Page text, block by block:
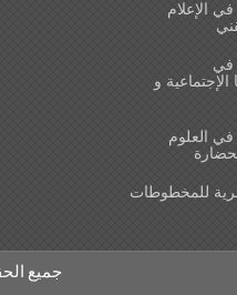
الإعلام
في
الإجتماعية و
العلوم
للمخطوطات
جميع الحقوق محفوظة ©